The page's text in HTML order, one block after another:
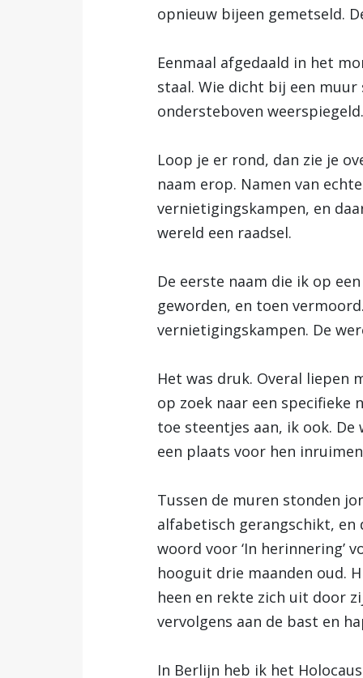
opnieuw bijeen gemetseld.
Eenmaal afgedaald in het
staal. Wie dicht bij een
ondersteboven
Loop je er rond, dan zie je
naam erop. Namen van
vernietigingskampen, en
wereld een raadsel.
De eerste naam die ik op
geworden, en toen
vernietigingskampen. De
Het was druk. Overal liepen
op zoek naar een specifieke
toe steentjes aan, ik ook. De
een plaats voor hen
Tussen de muren stonden
alfabetisch gerangschikt,
woord voor ‘In herinnering’
hooguit drie maanden oud.
heen en rekte zich uit door
vervolgens aan de bast en
In Berlijn heb ik het